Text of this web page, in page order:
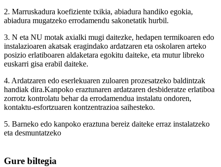
2. Marruskadura koefiziente txikia, abiadura handiko egokia,
abiadura mugatzeko errodamendu sakonetatik hurbil.
3. N eta NU motak axialki mugi daitezke, hedapen termikoaren edo
instalazioaren akatsak eragindako ardatzaren eta oskolaren arteko
posizio erlatiboaren aldaketara egokitu daiteke, eta mutur libreko
euskarri gisa erabil daiteke.
4. Ardatzaren edo eserlekuaren zuloaren prozesatzeko baldintzak
handiak dira.Kanpoko eraztunaren ardatzaren desbideratze erlatiboa
zorrotz kontrolatu behar da errodamendua instalatu ondoren,
kontaktu-esfortzuaren kontzentrazioa saihesteko.
5. Barneko edo kanpoko eraztuna bereiz daiteke erraz instalatzeko
eta desmuntatzeko
Gure biltegia